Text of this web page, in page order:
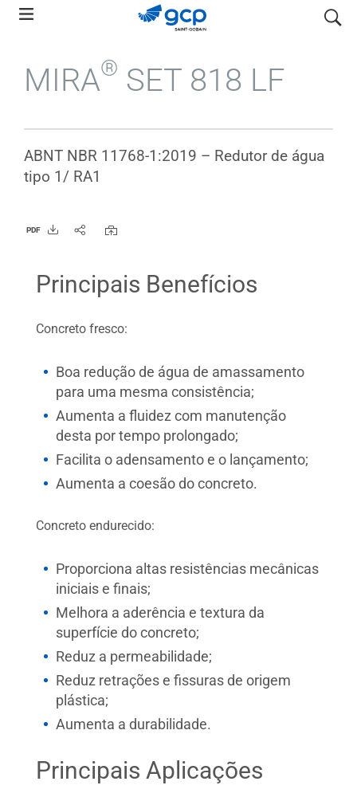
Skip
navigation
MIRA® SET 818 LF
ABNT NBR 11768-1:2019 – Redutor de água
tipo 1/ RA1
PDF
Principais Benefícios
Concreto fresco:
Boa redução de água de amassamento
para uma mesma consistência;
Aumenta a fluidez com manutenção
desta por tempo prolongado;
Facilita o adensamento e o lançamento;
Aumenta a coesão do concreto.
Concreto endurecido:
Proporciona altas resistências mecânicas
iniciais e finais;
Melhora a aderência e textura da
superfície do concreto;
Reduz a permeabilidade;
Reduz retrações e fissuras de origem
plástica;
Aumenta a durabilidade.
Principais Aplicações